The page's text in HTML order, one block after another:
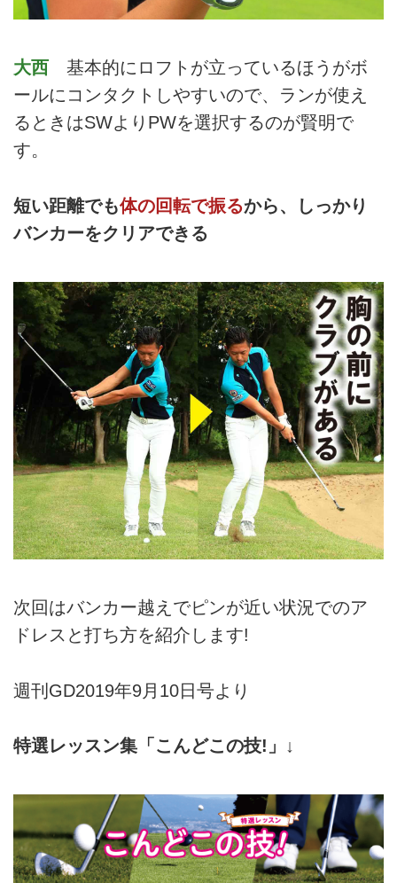
大西 基本的にロフトが立っているほうがボ
ールにコンタクトしやすいので、ランが使え
るときはSWよりPWを選択するのが賢明で
す。
短い距離でも体の回転で振るから、しっかり
バンカーをクリアできる
次回はバンカー越えでピンが近い状況でのア
ドレスと打ち方を紹介します!
週刊GD2019年9月10日号より
特選レッスン集「こんどこの技!」↓